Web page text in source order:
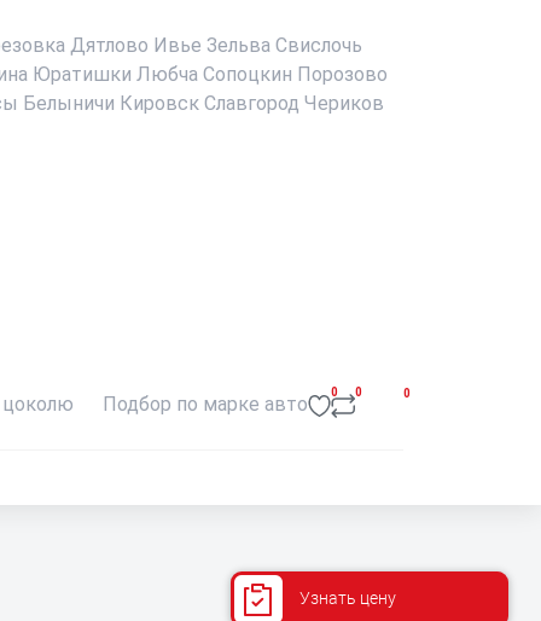
Дятлово Ивье Зельва Свислочь
Юратишки Любча Сопоцкин Порозово
Белыничи Кировск Славгород Чериков
Подбор по марке авто 0 0 0
Узнать цену